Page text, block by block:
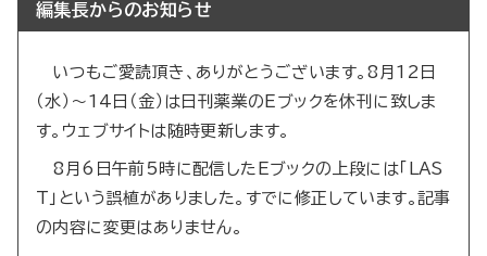
編集長からのお知らせ
いつもご愛読頂き、ありがとうございます。8月12日
（水）～14日（金）は日刊薬業のEブックを休刊に致しま
す。ウェブサイトは随時更新します。
8月6日午前5時に配信したEブックの上段には「LAS
T」という誤植がありました。すでに修正しています。記事
の内容に変更はありません。